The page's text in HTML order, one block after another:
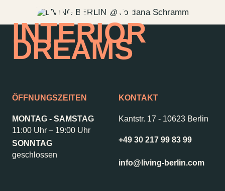
Kontakt
Jobs
Wedding Planner
Storeplan
HOME OF
INTERIOR
DREAMS
ÖFFNUNGSZEITEN
MONTAG - SAMSTAG
11:00 Uhr – 19:00 Uhr
SONNTAG
geschlossen
KONTAKT
Kantstr. 17 - 10623 Berlin
+49 30 217 99 83 99
info@living-berlin.com